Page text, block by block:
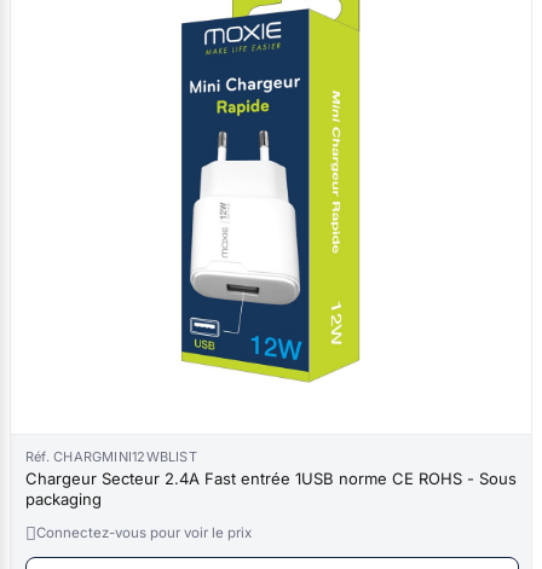
Réf. CHARGMINI12WBLIST
Chargeur Secteur 2.4A Fast entrée 1USB norme CE ROHS - Sous
packaging
Connectez-vous pour voir le prix